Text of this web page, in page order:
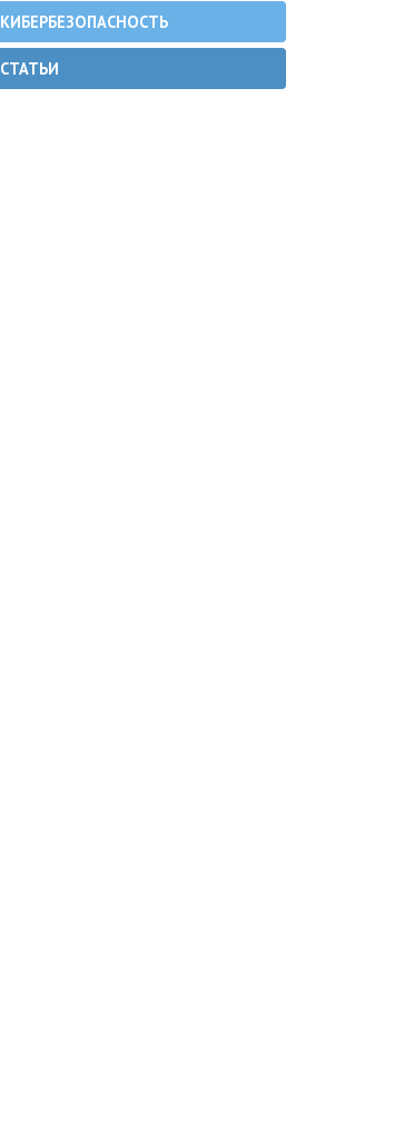
КИБЕРБЕЗОПАСНОСТЬ
СТАТЬИ